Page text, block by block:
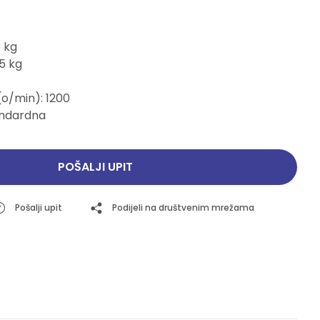
kg
kg
min): 1200
POŠALJI UPIT
Pošalji upit Podijeli na društvenim mrežama